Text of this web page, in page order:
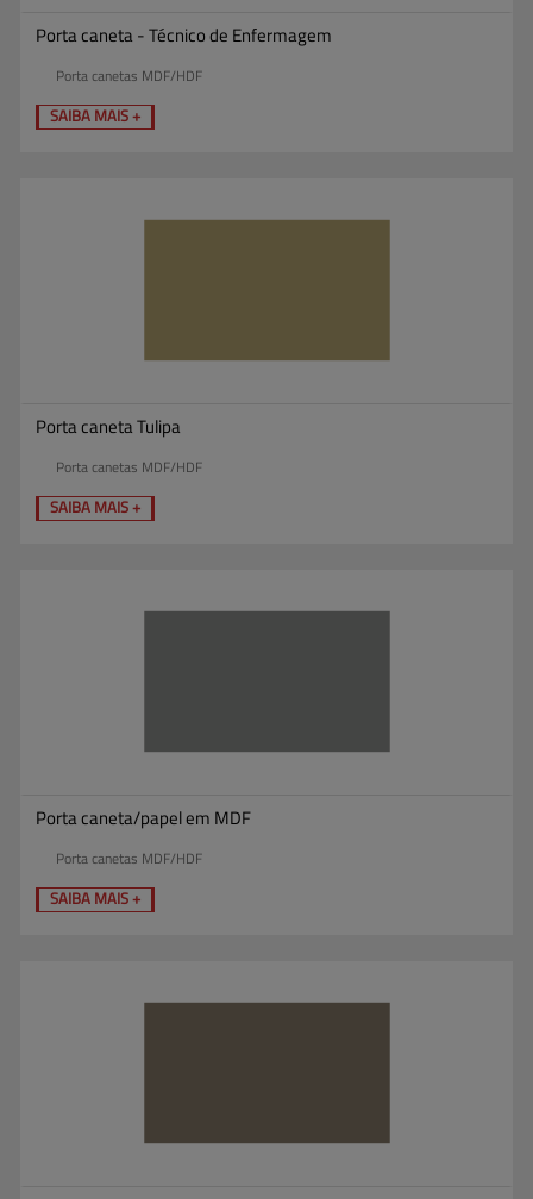
Porta caneta - Técnico de Enfermagem
Porta canetas MDF/HDF
SAIBA MAIS +
Porta caneta Tulipa
Porta canetas MDF/HDF
SAIBA MAIS +
Porta caneta/papel em MDF
Porta canetas MDF/HDF
SAIBA MAIS +